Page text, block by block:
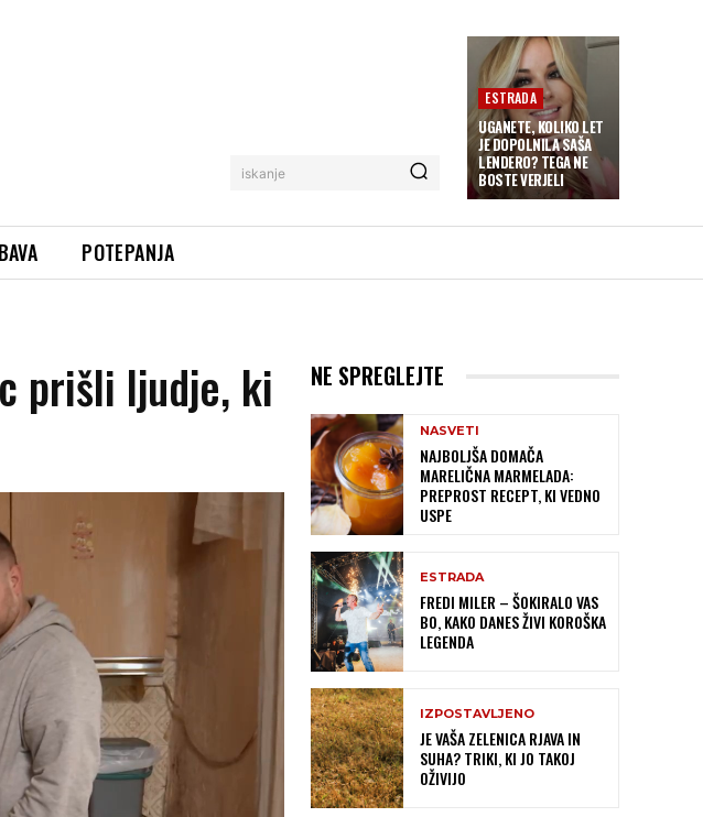
iskanje
ESTRADA
UGANETE, KOLIKO LET
JE DOPOLNILA SAŠA
LENDERO? TEGA NE
BOSTE VERJELI
POTEPANJA
prišli ljudje, ki
NE SPREGLEJTE
NASVETI
NAJBOLJŠA DOMAČA
MARELIČNA MARMELADA:
PREPROST RECEPT, KI VEDNO
USPE
ESTRADA
FREDI MILER – ŠOKIRALO VAS
BO, KAKO DANES ŽIVI KOROŠKA
LEGENDA
IZPOSTAVLJENO
JE VAŠA ZELENICA RJAVA IN
SUHA? TRIKI, KI JO TAKOJ
OŽIVIJO